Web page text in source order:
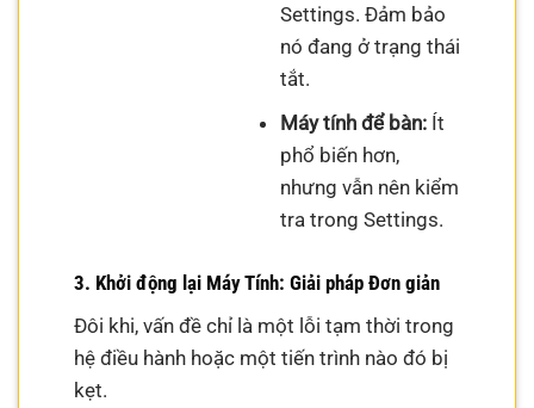
Settings. Đảm bảo
nó đang ở trạng thái
tắt.
Máy tính để bàn:Ít
phổ biến hơn,
nhưng vẫn nên kiểm
tra trong Settings.
3. Khởi động lại Máy Tính: Giải pháp Đơn giản
Đôi khi, vấn đề chỉ là một lỗi tạm thời trong
hệ điều hành hoặc một tiến trình nào đó bị
kẹt.